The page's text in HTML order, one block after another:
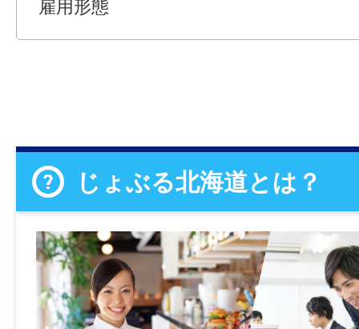
雇用形態
じょぶる北海道とは？